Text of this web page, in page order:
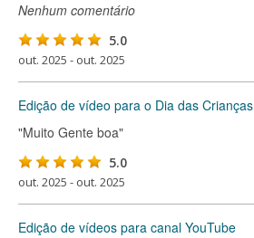
Nenhum comentário
5.0
out. 2025 - out. 2025
Edição de vídeo para o Dia das
"Muito Gente boa"
5.0
out. 2025 - out. 2025
Edição de vídeos para canal YouTube